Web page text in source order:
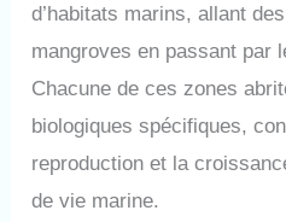
d’habitats marins, allant
mangroves en passant par
Chacune de ces zones
biologiques spécifiques,
reproduction et la
de vie marine.